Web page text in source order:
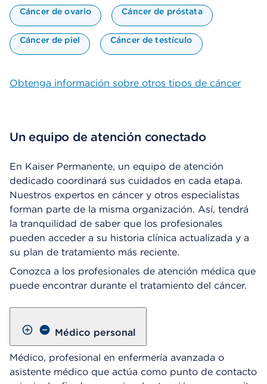
Cáncer de ovario Cáncer de próstata
Cáncer de piel Cáncer de testículo
Obtenga información sobre otros tipos de cáncer
Un equipo de atención conectado
En Kaiser Permanente, un equipo de atención
dedicado coordinará sus cuidados en cada etapa.
Nuestros expertos en cáncer y otros especialistas
forman parte de la misma organización. Así, tendrá
la tranquilidad de saber que los profesionales
pueden acceder a su historia clínica actualizada y a
su plan de tratamiento más reciente.
Conozca a los profesionales de atención médica que
puede encontrar durante el tratamiento del cáncer.
Médico personal
Médico, profesional en enfermería avanzada o
asistente médico que actúa como punto de contacto